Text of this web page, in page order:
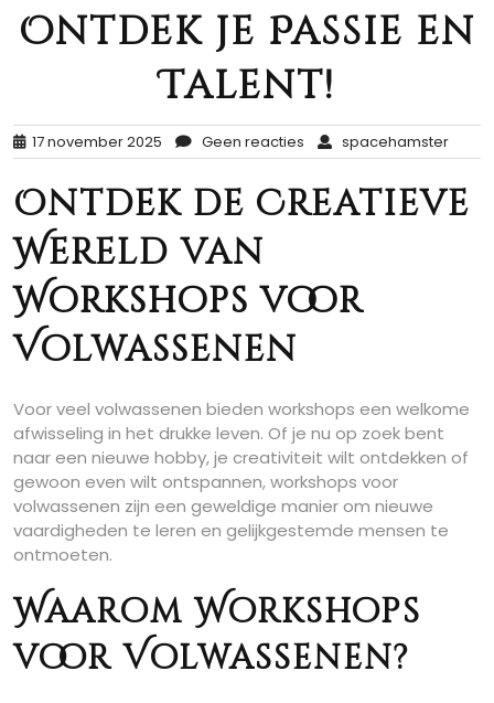
Ontdek je Passie en
Talent!
17 november 2025 Geen reacties spacehamster
Ontdek de Creatieve
Wereld van
Workshops voor
Volwassenen
Voor veel volwassenen bieden workshops een welkome
afwisseling in het drukke leven. Of je nu op zoek bent
naar een nieuwe hobby, je creativiteit wilt ontdekken of
gewoon even wilt ontspannen, workshops voor
volwassenen zijn een geweldige manier om nieuwe
vaardigheden te leren en gelijkgestemde mensen te
ontmoeten.
Waarom Workshops
voor Volwassenen?